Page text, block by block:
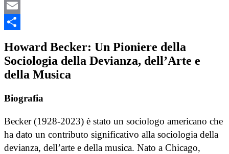
WhatsApp
Email
Howard Becker: Un Pioniere della
Sociologia della Devianza, dell’Arte e
della Musica
Biografia
Becker (1928-2023) è stato un sociologo americano che
ha dato un contributo significativo alla sociologia della
devianza, dell’arte e della musica. Nato a Chicago,